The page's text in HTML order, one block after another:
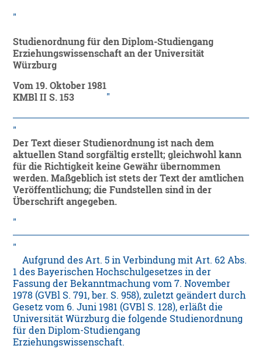
Studienordnung für den Diplom-Studiengang
Erziehungswissenschaft an der Universität
Würzburg
Vom19. Oktober 1981
KMBl II S. 153
Der Text dieser Studienordnung ist nach dem
aktuellen Stand sorgfältig erstellt; gleichwohl kann
für die Richtigkeit keine Gewähr übernommen
werden. Maßgeblich ist stets der Text der amtlichen
Veröffentlichung; die Fundstellen sind in der
Überschrift angegeben.
Aufgrund des Art. 5 in Verbindung mit Art. 62 Abs.
1 des Bayerischen Hochschulgesetzes in der
Fassung der Bekanntmachung vom 7. November
1978 (GVBl S. 791, ber. S. 958), zuletzt geändert durch
Gesetz vom 6. Juni 1981 (GVBl S. 128), erläßt die
Universität Würzburg die folgende Studienordnung
für den Diplom-Studiengang
Erziehungswissenschaft.